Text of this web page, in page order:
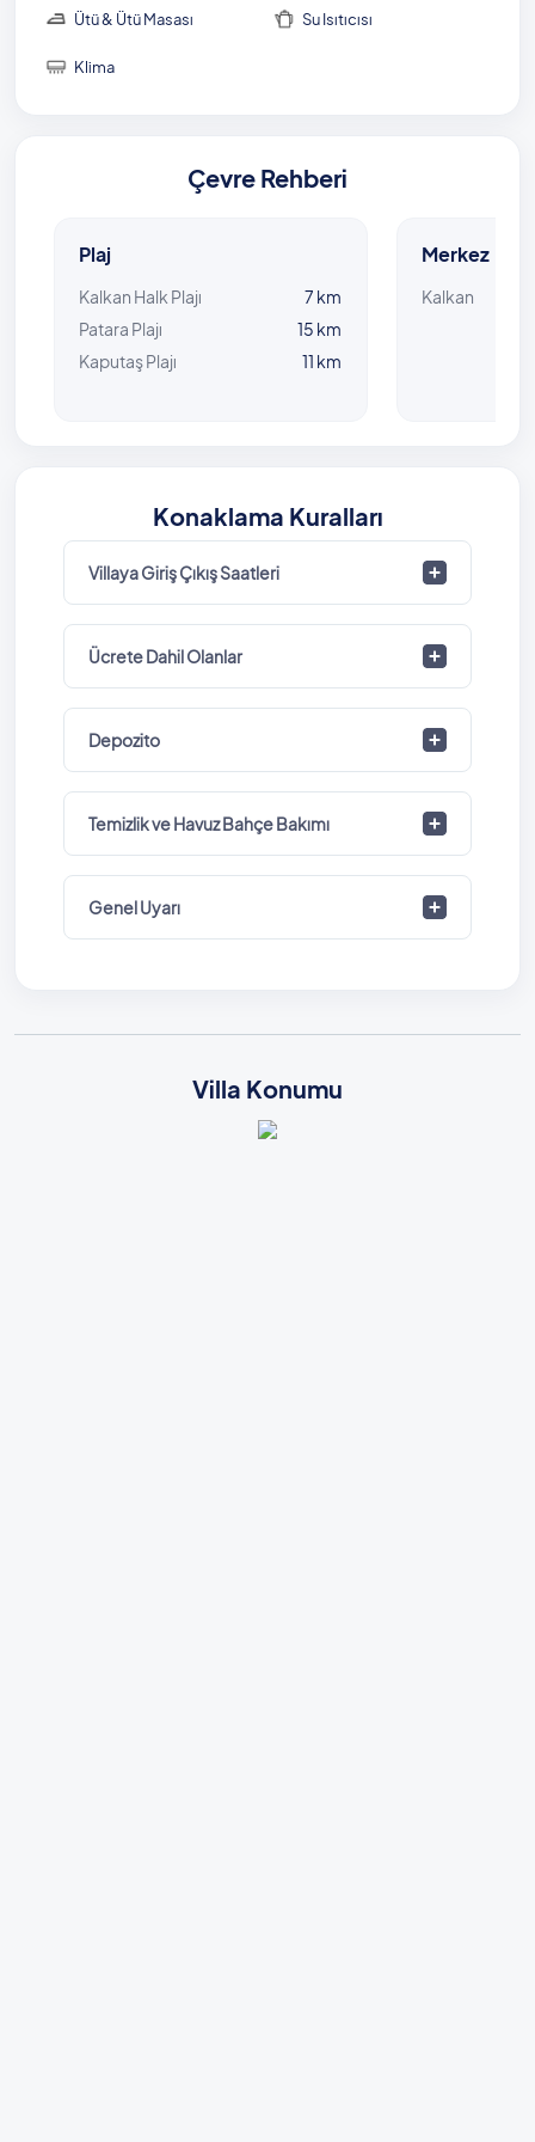
Ütü & Ütü Masası Su Isıtıcısı
Klima
Çevre Rehberi
Plaj
Kalkan Halk Plajı
7 km
Patara Plajı
15 km
Kaputaş Plajı
11 km
Merkez
Kalkan
Konaklama Kuralları
Villaya Giriş Çıkış Saatleri
Ücrete Dahil Olanlar
Depozito
Temizlik ve Havuz Bahçe Bakımı
Genel Uyarı
Villa Konumu